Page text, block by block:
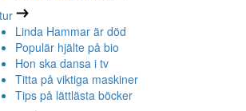
Linda Hammar är död
Populär hjälte på bio
Hon ska dansa i tv
Titta på viktiga maskiner
Tips på lättlästa böcker